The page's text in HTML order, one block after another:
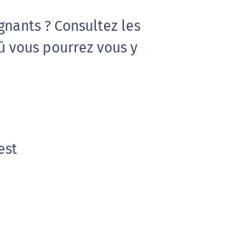
? Consultez les
pourrez vous y